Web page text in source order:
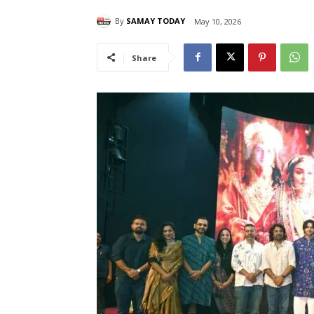
By SAMAY TODAY May 10, 2026
Share